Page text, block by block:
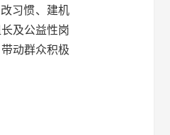
习惯、建机
及公益性岗
动群众积极